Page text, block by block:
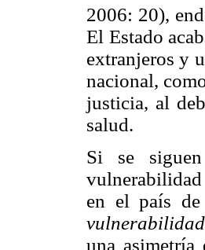
2006: 20),
El Estado
extranjeros y
nacional,
justicia, al
salud.
Si se
en el país de
una